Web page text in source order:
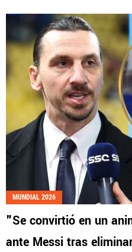
MUNDIAL 2026
"Se convirtió en un
ante Messi tras